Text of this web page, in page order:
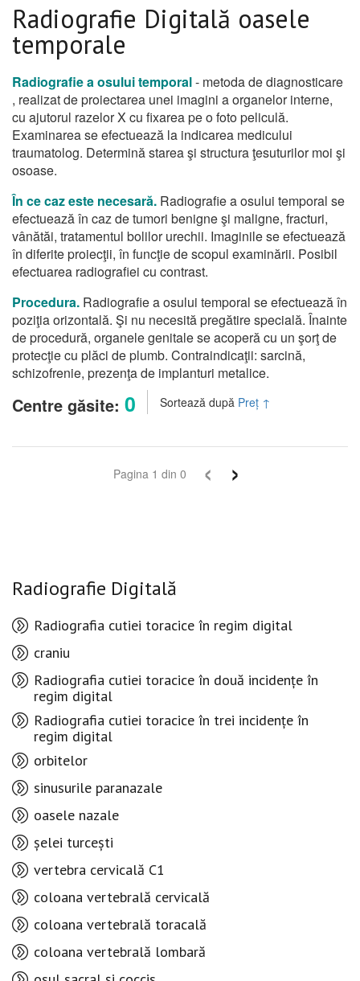
Radiografie Digitală oasele
temporale
Radiografie a osului temporal- metoda de diagnosticare
, realizat de proiectarea unei imagini a organelor interne,
cu ajutorul razelor X cu fixarea pe o foto peliculă.
Examinarea se efectuează la indicarea medicului
traumatolog. Determină starea şi structura ţesuturilor moi şi
osoase.
În ce caz este necesară. Radiografie a osului temporal se
efectuează în caz de tumori benigne şi maligne, fracturi,
vânătăi, tratamentul bolilor urechii. Imaginile se efectuează
în diferite proiecţii, în funcţie de scopul examinării. Posibil
efectuarea radiografiei cu contrast.
Procedura. Radiografie a osului temporal se efectuează în
poziţia orizontală. Şi nu necesită pregătire specială. Înainte
de procedură, organele genitale se acoperă cu un şorţ de
protecţie cu plăci de plumb. Contraindicaţii: sarcină,
schizofrenie, prezenţa de implanturi metalice.
Centre găsite: 0 Sortează după Preț ↑
Pagina 1 din 0 ‹ ›
Radiografie Digitală
Radiografia cutiei toracice în regim digital
craniu
Radiografia cutiei toracice în două incidențe în
regim digital
Radiografia cutiei toracice în trei incidențe în
regim digital
orbitelor
sinusurile paranazale
oasele nazale
șelei turcești
vertebra cervicală C1
coloana vertebrală cervicală
coloana vertebrală toracală
coloana vertebrală lombară